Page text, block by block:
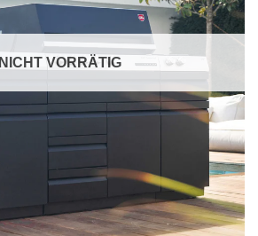
NICHT VORRÄTIG